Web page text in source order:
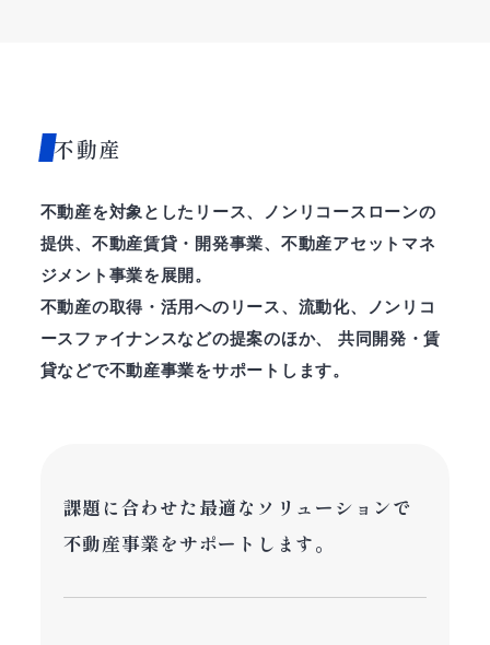
不動産
不動産を対象としたリース、ノンリコースローンの
提供、不動産賃貸・開発事業、不動産アセットマネ
ジメント事業を展開。
不動産の取得・活用へのリース、流動化、ノンリコ
ースファイナンスなどの提案のほか、 共同開発・賃
貸などで不動産事業をサポートします。
課題に合わせた最適なソリューションで
不動産事業をサポートします。